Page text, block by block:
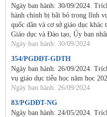
Ngày ban hành: 30/09/2024.
hành chính bị bãi bỏ trong lĩnh
quốc dân và cơ sở giáo dục
Giáo dục và Đào tạo, Ủy ban
Ngày ban hành: 30/09/2024
354/PGDĐT-GDTH
Ngày ban hành: 26/09/2024.
vụ giáo dục tiểu học năm học
Ngày ban hành: 26/09/2024
83/PGDĐT-NG
Ngày ban hành: 24/05/2024.